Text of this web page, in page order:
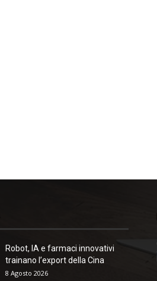
Robot, IA e farmaci innovativi
trainano l’export della Cina
8 Agosto 2026